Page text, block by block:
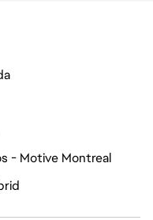
- Motive Montreal